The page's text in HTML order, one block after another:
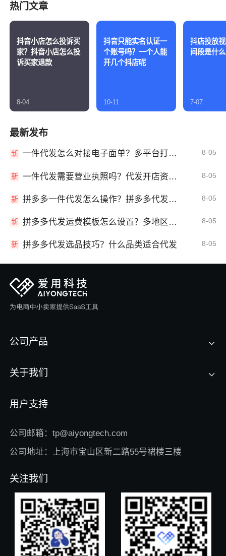
热门文章
抖音小店怎么投诉买
家？抖音小店怎么投
诉买家退款
8-04
抖音只能实名认证一
个账号吗？一个人能
开几个抖店呢
10-11
抖店投放
间段是什
7-07
最新发布
新 一件代发怎么对接电子面单？多平台打单发货教程 8-05
新 一件代发需要营业执照吗？代发开店资质详解 8-05
新 拼多多一件代发怎么操作？拼多多代发全流程 8-05
新 拼多多代发运费模板怎么设置？多地区运费 8-05
新 拼多多代发选品技巧？什么品类适合代发 8-05
公司产品
关于我们
用户支持
公司邮箱：tp@aiyongtech.com
公司地址：上海市宝山区新二路55号裙楼三楼
关注我们